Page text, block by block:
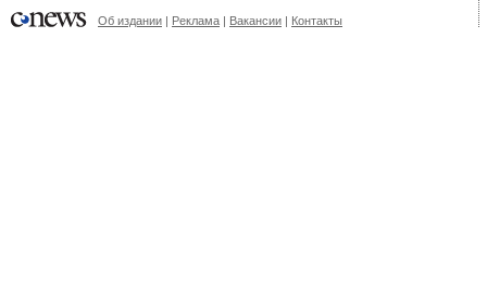
Об издании | Реклама | Вакансии | Контакты